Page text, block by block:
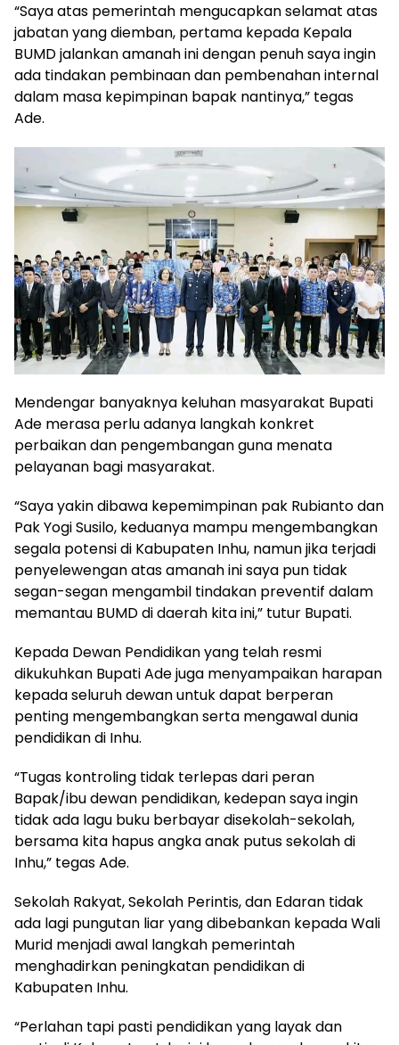
“Saya atas pemerintah mengucapkan selamat atas
jabatan yang diemban, pertama kepada Kepala
BUMD jalankan amanah ini dengan penuh saya ingin
ada tindakan pembinaan dan pembenahan internal
dalam masa kepimpinan bapak nantinya,” tegas
Ade.
Mendengar banyaknya keluhan masyarakat Bupati
Ade merasa perlu adanya langkah konkret
perbaikan dan pengembangan guna menata
pelayanan bagi masyarakat.
“Saya yakin dibawa kepemimpinan pak Rubianto dan
Pak Yogi Susilo, keduanya mampu mengembangkan
segala potensi di Kabupaten Inhu, namun jika terjadi
penyelewengan atas amanah ini saya pun tidak
segan-segan mengambil tindakan preventif dalam
memantau BUMD di daerah kita ini,” tutur Bupati.
Kepada Dewan Pendidikan yang telah resmi
dikukuhkan Bupati Ade juga menyampaikan harapan
kepada seluruh dewan untuk dapat berperan
penting mengembangkan serta mengawal dunia
pendidikan di Inhu.
“Tugas kontroling tidak terlepas dari peran
Bapak/ibu dewan pendidikan, kedepan saya ingin
tidak ada lagu buku berbayar disekolah-sekolah,
bersama kita hapus angka anak putus sekolah di
Inhu,” tegas Ade.
Sekolah Rakyat, Sekolah Perintis, dan Edaran tidak
ada lagi pungutan liar yang dibebankan kepada Wali
Murid menjadi awal langkah pemerintah
menghadirkan peningkatan pendidikan di
Kabupaten Inhu.
“Perlahan tapi pasti pendidikan yang layak dan